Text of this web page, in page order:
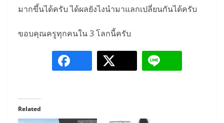
มากขึ้นได้ครับ ได้ผลยังไงนำมาแลกเปลี่ยนกันได้ครับ
ขอบคุณครูทุกคนใน 3 โลกนี้ครับ
Related